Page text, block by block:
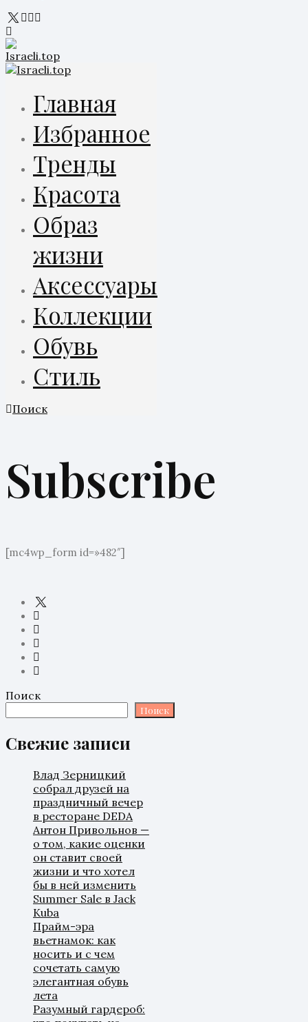
Главная
Избранное
Тренды
Красота
Образ
жизни
Аксессуары
Коллекции
Обувь
Стиль
Поиск
Subscribe
[mc4wp_form id=»482″]
Поиск
Поиск
Свежие записи
Влад Зерницкий
собрал друзей на
праздничный вечер
в ресторане DEDA
Антон Привольнов —
о том, какие оценки
он ставит своей
жизни и что хотел
бы в ней изменить
Summer Sale в Jack
Kuba
Прайм-эра
вьетнамок: как
носить и с чем
сочетать самую
элегантная обувь
лета
Разумный гардероб: